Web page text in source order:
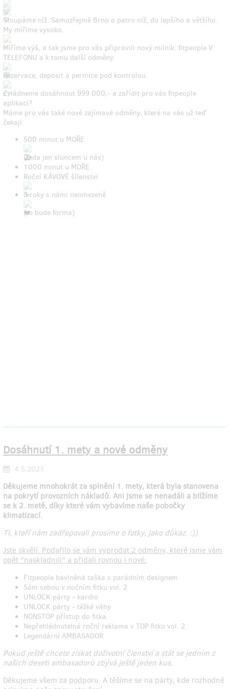
Stoupáme níž. Samozřejmě Brno o patro níž, do lepšího a většího.
My míříme vysoko.
Míříme výš, a tak jsme pro vás připravili nový milník: fitpeople V
TELEFONU a k tomu další odměny.
Rezervace, deposit a permice pod kontrolou.
Zvládneme dosáhnout 999 000,- a zařídit pro vás fitpeople
aplikaci?
Máme pro vás také nové zajímavé odměny, které na vás už teď
čekají:
500 minut u MOŘE
(teda jen sluncem u nás)
1000 minut u MOŘE
Roční KÁVOVÉ šílenství
3 roky s námi neomezeně
(to bude forma)
Dosáhnutí 1. mety a nové odměny
4.5.2021
Děkujeme mnohokrát za splnění 1. mety, která byla stanovena
na pokrytí provozních nákladů. Ani jsme se nenadáli a blížíme
se k 2. metě, díky které vám vybavíme naše pobočky
klimatizací.
Ti, kteří nám zadřepovali prosíme o fotky, jako důkaz. :))
Jste skvělí. Podařilo se vám vyprodat 2 odměny, které jsme vám
opět "naskladnili" a přidali rovnou i nové:
Fitpeople bavlněná taška s parádním designem
Sám sebou v nočním fitku vol. 2
UNLOCK párty - kardio
UNLOCK párty - těžké váhy
NONSTOP přístup do fitka
Nepřehlédnutelná roční reklama v TOP fitku vol. 2
Legendární AMBASADOR
Pokud ještě chcete získat doživotní členství a stát se jedním z
našich deseti ambasadorů zbývá ještě jeden kus.
Děkujeme všem za podporu. A těšíme se na párty, kde rozhodně